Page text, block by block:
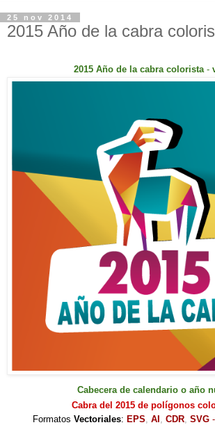
25 nov 2014
2015 Año de la cabra
2015 Año de la cabra colorista-
Cabecera de calendario o año
Cabra del 2015 de polígonos
Formatos Vectoriales: EPS AI CDR, SVG -